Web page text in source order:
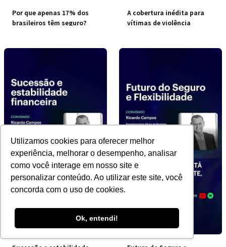
Utilizamos cookies para oferecer melhor
experiência, melhorar o desempenho, analisar
como você interage em nosso site e
personalizar conteúdo. Ao utilizar este site, você
concorda com o uso de cookies.
Ok, entendi!
Por que apenas 17% dos
brasileiros têm seguro?
A cobertura inédita para
vítimas de violência